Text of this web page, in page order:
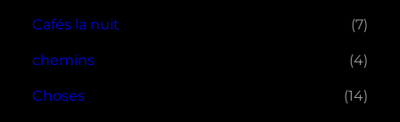
Cafés la nuit (7)
chemins (4)
Choses (14)